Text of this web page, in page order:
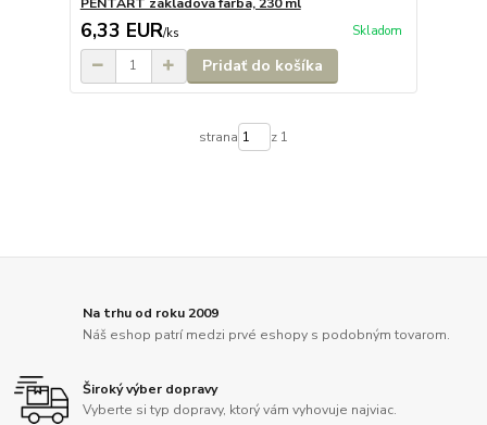
6,33 EUR/ks Skladom
Pridať do košíka
strana z 1
Na trhu od roku 2009
Náš eshop patrí medzi prvé eshopy s podobným tovarom.
Široký výber dopravy
Vyberte si typ dopravy, ktorý vám vyhovuje najviac.